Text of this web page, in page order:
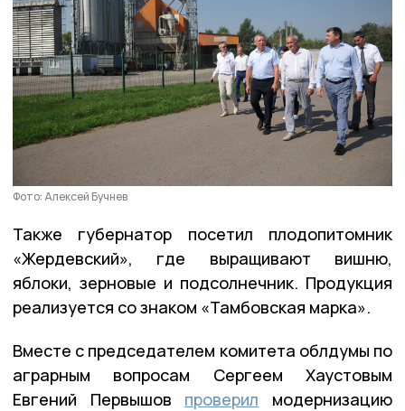
Фото: Алексей Бучнев
Также губернатор посетил плодопитомник
«Жердевский», где выращивают вишню,
яблоки, зерновые и подсолнечник. Продукция
реализуется со знаком «Тамбовская марка».
Вместе с председателем комитета облдумы по
аграрным вопросам Сергеем Хаустовым
Евгений Первышов проверил модернизацию